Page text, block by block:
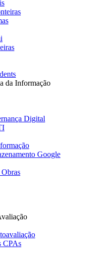
da Informação
Digital
Google
CPAs